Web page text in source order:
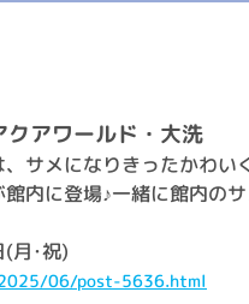
アワールド・大洗
サメになりきったかわい
内に登場♪一緒に館内の
月･祝)
06/post-5636.html